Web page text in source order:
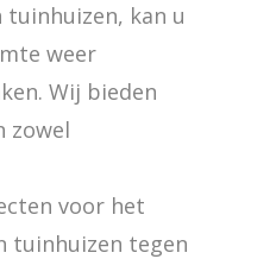
kan u
weer
Wij bieden
zowel
voor het
tuinhuizen tegen